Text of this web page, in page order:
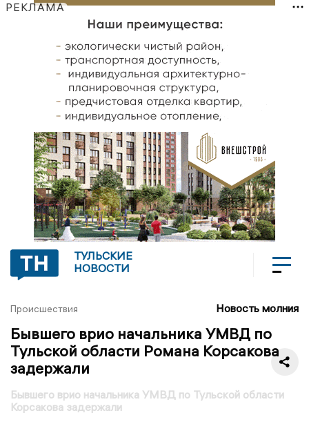
РЕКЛАМА
ТУЛЬСКИЕ
НОВОСТИ
Происшествия Новость молния
Бывшего врио начальника УМВД по
Тульской области Романа Корсакова
задержали
Бывшего врио начальника УМВД по Тульской области
Корсакова задержали